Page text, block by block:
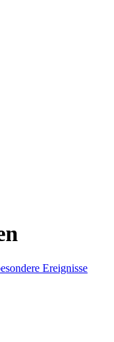
Ereignisse